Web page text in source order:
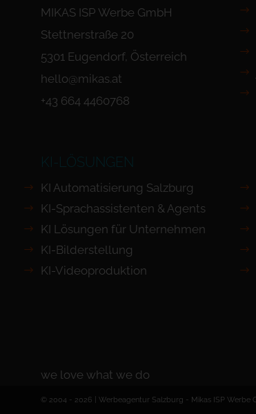
MIKAS ISP Werbe GmbH
Stettnerstraße 20
5301 Eugendorf, Österreich
hello@mikas.at
+43 664 4460768
KI-LÖSUNGEN
KI Automatisierung Salzburg
KI-Sprachassistenten & Agents
KI Lösungen für Unternehmen
KI-Bilderstellung
KI-Videoproduktion
we love what we do
© 2004 - 2026 | Werbeagentur Salzburg - Mikas ISP Werbe